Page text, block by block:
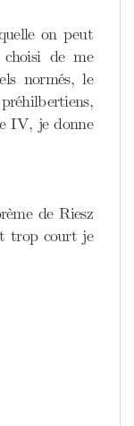
on peut
choisi de me
normés, le
IV, je donne
de Riesz
trop court je